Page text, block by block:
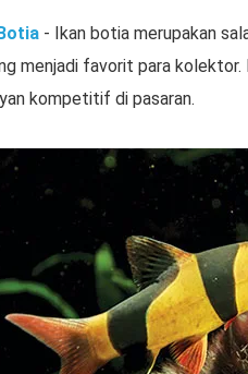
- Ikan botia merupakan
menjadi favorit para kolektor.
kompetitif di pasaran.